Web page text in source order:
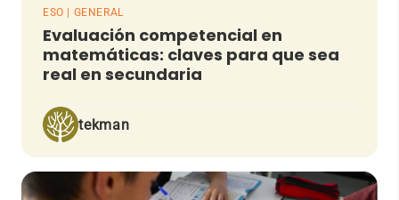
ESO | GENERAL
Evaluación competencial en
matemáticas: claves para que sea
real en secundaria
tekman